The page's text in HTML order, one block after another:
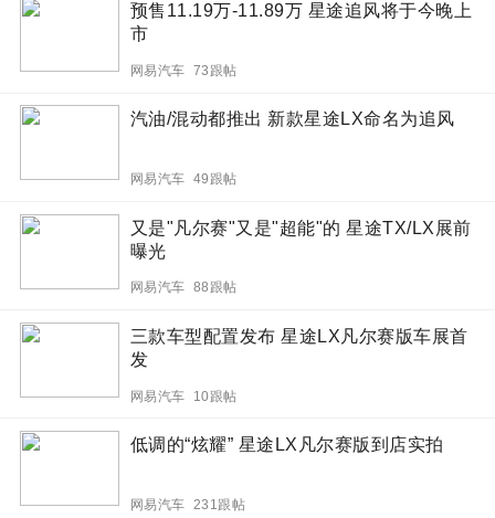
预售11.19万-11.89万 星途追风将于今晚上
市
网易汽车 73跟帖
汽油/混动都推出 新款星途LX命名为追风
网易汽车 49跟帖
又是"凡尔赛"又是"超能"的 星途TX/LX展前
曝光
网易汽车 88跟帖
三款车型配置发布 星途LX凡尔赛版车展首
发
网易汽车 10跟帖
低调的“炫耀” 星途LX凡尔赛版到店实拍
网易汽车 231跟帖